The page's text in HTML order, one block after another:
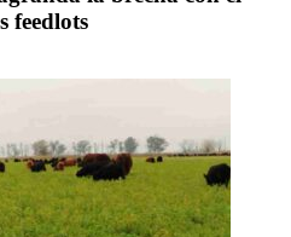
feedlots